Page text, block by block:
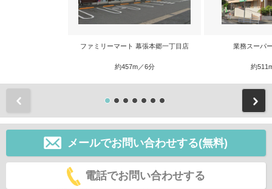
ファミリーマート 幕張本郷一丁目店
約457m／6分
業務スーパ
約
メールでお問い合わせする(無料)
電話でお問い合わせする